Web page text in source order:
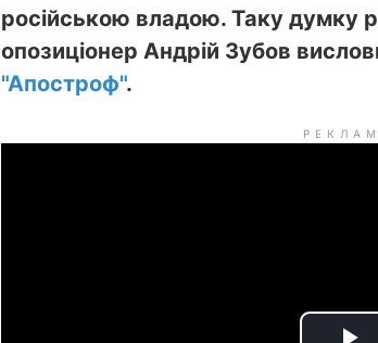
російською владою. Таку думку
опозиціонер Андрій Зубов
"Апостроф".